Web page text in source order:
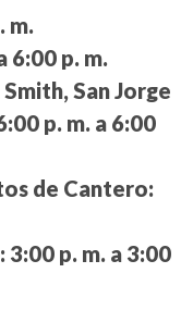
m.
6:00 p. m.
San Jorge
p. m. a 6:00
de Cantero:
3:00 p. m. a 3:00